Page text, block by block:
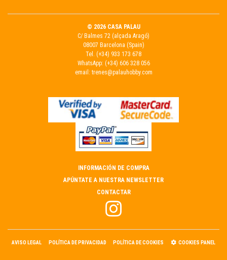
© 2026 CASA PALAU
C/ Balmes 72 (alçada Aragó)
08007 Barcelona (Spain)
Tel. (+34) 933 173 678
WhatsApp: (+34) 606 328 056
email: trenes@palauhobby.com
INFORMACIÓN DE COMPRA
APÚNTATE A NUESTRA NEWSLETTER
CONTACTAR
AVISO LEGAL POLÍTICA DE PRIVACIDAD POLÍTICA DE COOKIES COOKIES PANEL